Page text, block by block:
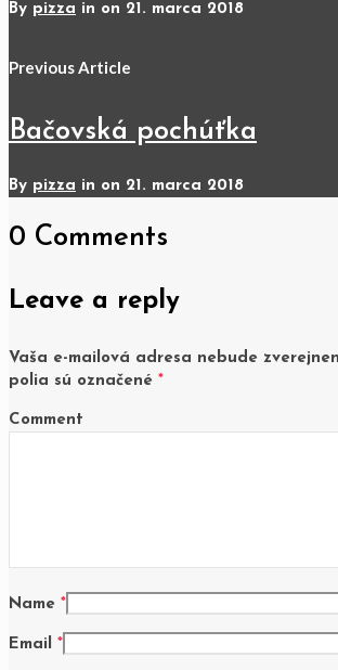
By pizza in on 21. marca 2018
Previous Article
Bačovská pochúťka
By pizza in on 21. marca 2018
0 Comments
Leave a reply
Vaša e-mailová adresa nebude
polia sú označené *
Comment
Name *
Email *